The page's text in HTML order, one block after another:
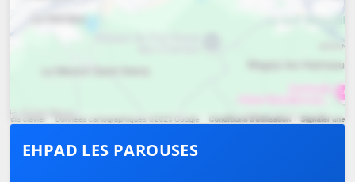
EHPAD LES PAROUSES